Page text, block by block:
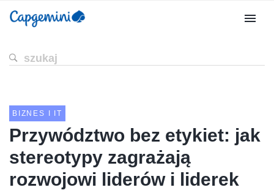
BIZNES I IT
Przywództwo bez etykiet: jak
stereotypy zagrażają
rozwojowi liderów i liderek